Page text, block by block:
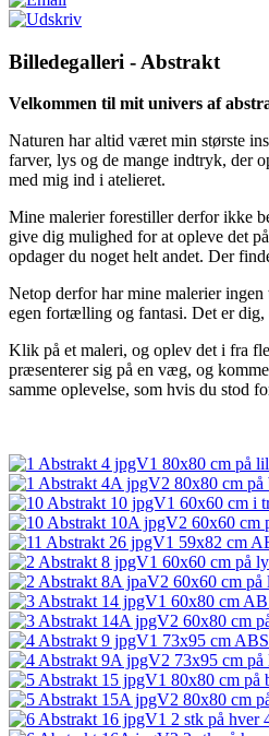
Billedegalleri - Abstrakt
Velkommen til mit univers af
Naturen har altid været min største
farver, lys og de mange indtryk, der
med mig ind i atelieret.
Mine malerier forestiller derfor ikke
give dig mulighed for at opleve det
opdager du noget helt andet. Der
Netop derfor har mine malerier
egen fortælling og fantasi. Det er dig,
Klik på et maleri, og oplev det i fra
præsenterer sig på en væg, og
samme oplevelse, som hvis du stod